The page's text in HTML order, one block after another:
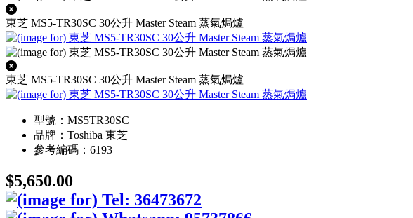
東芝 MS5-TR30SC 30公升 Master Steam 蒸氣焗爐
東芝 MS5-TR30SC 30公升 Master Steam 蒸氣焗爐
型號：MS5TR30SC
品牌：Toshiba 東芝
參考編碼：6193
$5,650.00